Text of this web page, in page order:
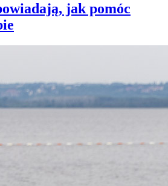
jak pomóc